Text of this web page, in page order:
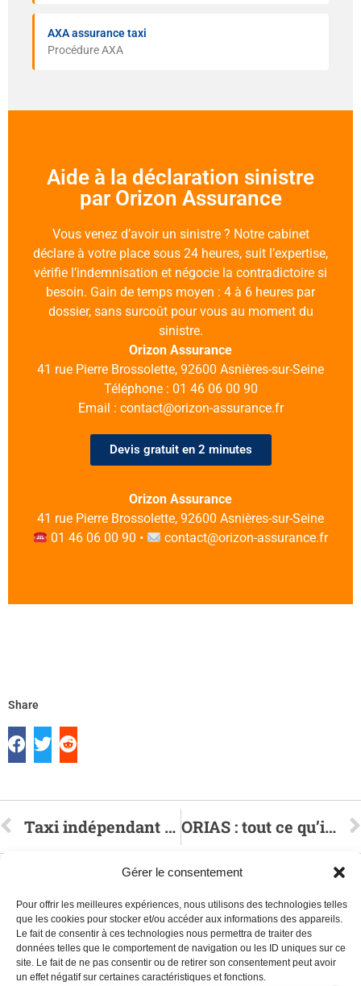
Gérer le consentement
Pour offrir les meilleures expériences, nous utilisons des technologies telles
que les cookies pour stocker et/ou accéder aux informations des appareils.
Le fait de consentir à ces technologies nous permettra de traiter des
données telles que le comportement de navigation ou les ID uniques sur ce
site. Le fait de ne pas consentir ou de retirer son consentement peut avoir
un effet négatif sur certaines caractéristiques et fonctions.
AXA assurance taxi
Procédure AXA
Aide à la déclaration sinistre
par Orizon Assurance
Vous venez d’avoir un sinistre ? Notre cabinet
déclare à votre place sous 24 heures, suit l’expertise,
vérifie l’indemnisation et négocie la contradictoire si
besoin. Gain de temps moyen : 4 à 6 heures par
dossier, sans surcoût pour vous au moment du
sinistre.
Orizon Assurance
41 rue Pierre Brossolette, 92600 Asnières-sur-Seine
Téléphone : 01 46 06 00 90
Email : contact@orizon-assurance.fr
Devis gratuit en 2 minutes
Orizon Assurance
41 rue Pierre Brossolette, 92600 Asnières-sur-Seine
01 46 06 00 90 •
contact@orizon-assurance.fr
Share
Taxi indépendant ou salarié : comment s’assurer ORIAS : tout ce qu’il faut savoir sur le courtage en assurance taxi
Nous écrire à contact@orizon-assurance.fr
Appelez-nous au 01 46 06 00 90